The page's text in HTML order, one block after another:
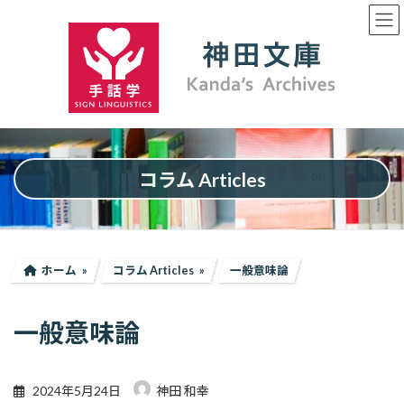
ッ
プ
移
動
コラム Articles
ホーム コラム Articles 一般意味論
一般意味論
2024年5月24日 神田 和幸